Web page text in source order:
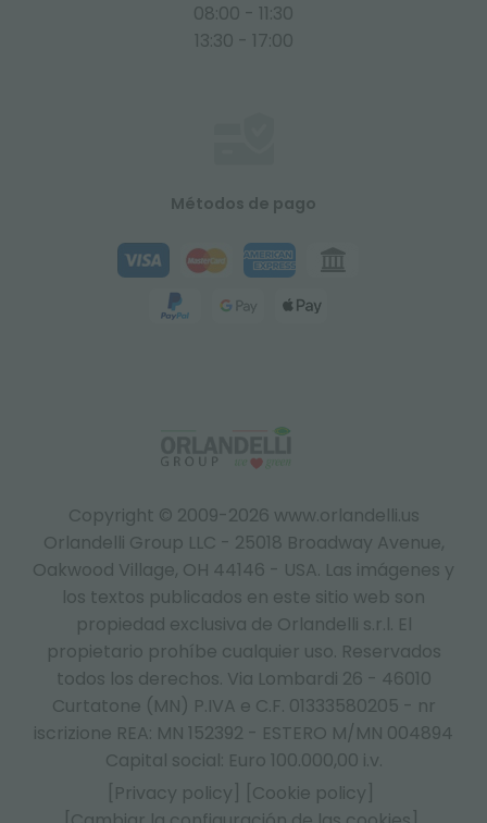
Copyright © 2009-2026 www.orlandelli.us
Orlandelli Group LLC - 25018 Broadway Avenue,
Oakwood Village, OH 44146 - USA. Las imágenes y
los textos publicados en este sitio web son
propiedad exclusiva de Orlandelli s.r.l. El
propietario prohíbe cualquier uso. Reservados
todos los derechos. Via Lombardi 26 - 46010
Curtatone (MN) P.IVA e C.F. 01333580205 - nr
iscrizione REA: MN 152392 - ESTERO M/MN 004894
Capital social: Euro 100.000,00 i.v.
[Privacy policy]
[Cookie policy]
08:00 - 11:30
13:30 - 17:00
Métodos de pago